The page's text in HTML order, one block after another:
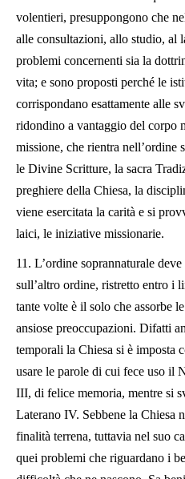
volentieri, presuppongono che
alle consultazioni, allo studio, al
problemi concernenti sia la
vita; e sono proposti perché le
corrispondano esattamente alle
ridondino a vantaggio del corpo
missione, che rientra nell’ordine
le Divine Scritture, la sacra
preghiere della Chiesa, la
viene esercitata la carità e si
laici, le iniziative missionarie.
11. L’ordine soprannaturale
sull’altro ordine, ristretto entro i
tante volte è il solo che assorbe
ansiose preoccupazioni. Difatti
temporali la Chiesa si è imposta
usare le parole di cui fece uso il
III, di felice memoria, mentre si
Laterano IV. Sebbene la Chiesa
finalità terrena, tuttavia nel suo
quei problemi che riguardano i